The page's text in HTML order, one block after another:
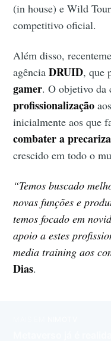
(in house) e Wild
competitivo oficial.
Além disso,
agênciaDRUID, que
gamer. O objetivo da
profissionalização
inicialmente aos que
combater a
crescido em todo o
“Temos buscado
novas funções e
temos focado em
apoio a estes
media training aos
Dias.